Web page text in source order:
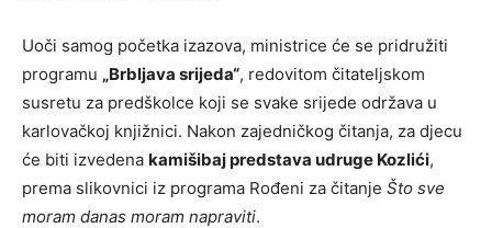
Uoči samog početka izazova, ministrice će se pridružiti
programu „Brbljava srijeda“, redovitom čitateljskom
susretu za predškolce koji se svake srijede održava u
karlovačkoj knjižnici. Nakon zajedničkog čitanja, za djecu
će biti izvedena kamišibaj predstava udruge Kozlići,
prema slikovnici iz programa Rođeni za čitanje Što sve
moram danas moram napraviti.